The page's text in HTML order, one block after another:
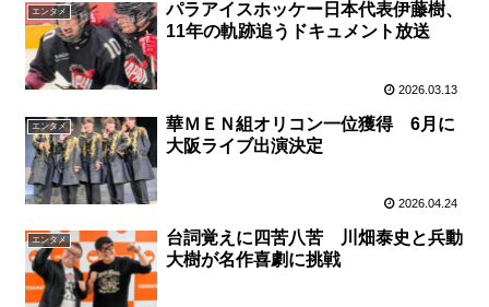
エンタメ
パラアイスホッケー日本代表伊藤樹、
11年の軌跡追うドキュメント放送
2026.03.13
エンタメ
華ＭＥＮ組オリコン一位獲得 6月に
大阪ライブ出演決定
2026.04.24
エンタメ
台詞覚えに四苦八苦 川畑泰史と兵動
大樹が名作喜劇に挑戦